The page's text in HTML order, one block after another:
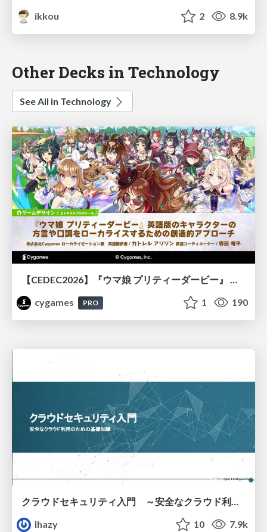
ikkou
2 8.9k
Other Decks in Technology
See All in Technology
cygames
PRO 1 190
クラウドセキュリティ入門 ～安全なクラウド利用のための基礎知識～
lhazy
10 7.9k